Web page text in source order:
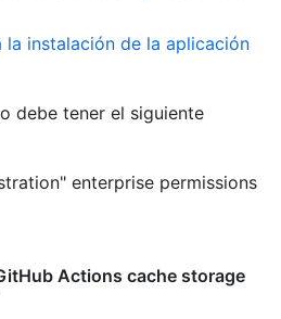
la instalación de la aplicación
debe tener el siguiente
enterprise permissions
Actions cache storage